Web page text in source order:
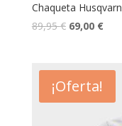
Chaqueta
89,95€ 69,00 €
¡Oferta!